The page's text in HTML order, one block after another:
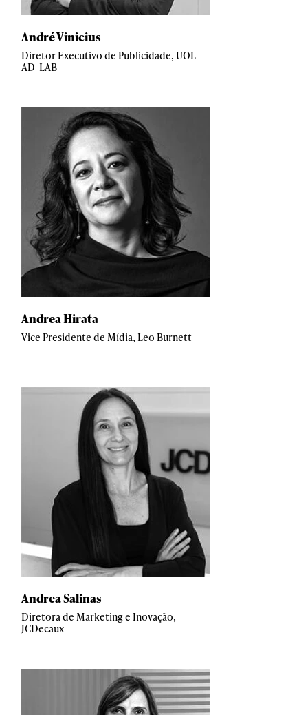
André Vinicius
Diretor Executivo de Publicidade, UOL
AD_LAB
Andrea Hirata
Vice Presidente de Mídia, Leo Burnett
Andrea Salinas
Diretora de Marketing e Inovação,
JCDecaux